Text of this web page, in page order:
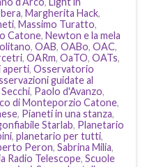
, Margherita Hack,
, Massimo Turatto,
Catone, Newton e la mela
, OAB, OABo, OAC,
, OARm, OaTO, OATs,
aperti, Osservatorio
guidate al
, Paolo d'Avanzo,
di Monteporzio Catone,
, Pianeti in una stanza,
Starlab, Planetario
, planetario per tutti,
Peron, Sabrina Milia,
Radio Telescope, Scuole